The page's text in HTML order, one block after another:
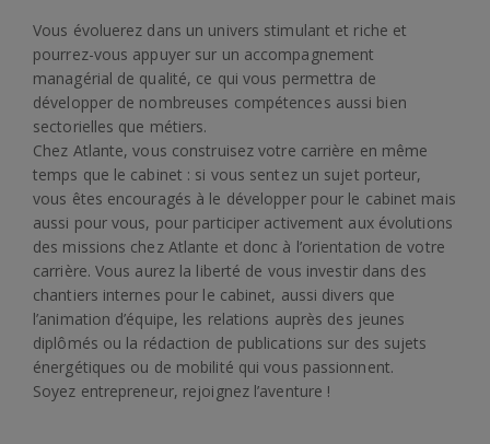
Vous évoluerez dans un univers stimulant et riche et
pourrez-vous appuyer sur un accompagnement
managérial de qualité, ce qui vous permettra de
développer de nombreuses compétences aussi bien
sectorielles que métiers.
Chez Atlante, vous construisez votre carrière en même
temps que le cabinet : si vous sentez un sujet porteur,
vous êtes encouragés à le développer pour le cabinet mais
aussi pour vous, pour participer activement aux évolutions
des missions chez Atlante et donc à l’orientation de votre
carrière. Vous aurez la liberté de vous investir dans des
chantiers internes pour le cabinet, aussi divers que
l’animation d’équipe, les relations auprès des jeunes
diplômés ou la rédaction de publications sur des sujets
énergétiques ou de mobilité qui vous passionnent.
Soyez entrepreneur, rejoignez l’aventure !